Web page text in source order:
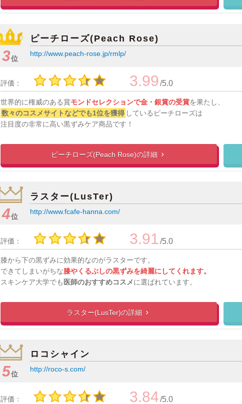
3位
ピーチローズ(Peach Rose)
http://www.peach-rose.jp/rmlp/
評価： 3.99 /5.0
世界的に権威のある賞モンドセレクションで金・銀賞の受賞を果たし、
数々のコスメサイトなどでも1位を獲得 しているピーチローズは
注目度の非常に高い黒ずみケア商品です！
ピーチローズ(Peach Rose)の詳細 
4位
ラスター(LusTer)
http://www.fcafe-hanna.com/
評価： 3.91 /5.0
膝から下の黒ずみに効果的なのがラスターです。
できてしまいがちな膝やくるぶしの黒ずみを綺麗にしてくれます。
スキンケア大学でも 医師のおすすめコスメに選ばれています。
ラスター(LusTer)の詳細 
5位
ロコシャイン
http://roco-s.com/
評価： 3.84/5.0